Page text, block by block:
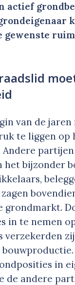
actief
gewenste
van de
te liggen op
het bijzonder
grondmarkt.
in te nemen
verzekerden
in
de andere